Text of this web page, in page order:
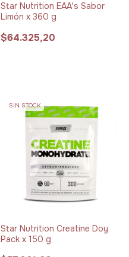
Star Nutrition EAA's Sabor
Limón x 360 g
$64.325,20
SIN STOCK
Star Nutrition Creatine Doy
Pack x 150 g